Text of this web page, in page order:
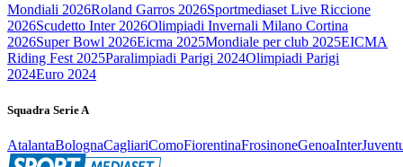
Mondiali 2026Roland Garros 2026Sportmediaset Live Riccione
2026Scudetto Inter 2026Olimpiadi Invernali Milano Cortina
2026Super Bowl 2026Eicma 2025Mondiale per club 2025EICMA
Riding Fest 2025Paralimpiadi Parigi 2024Olimpiadi Parigi
2024Euro 2024
Squadra Serie A
AtalantaBolognaCagliariComoFiorentinaFrosinoneGenoaInter